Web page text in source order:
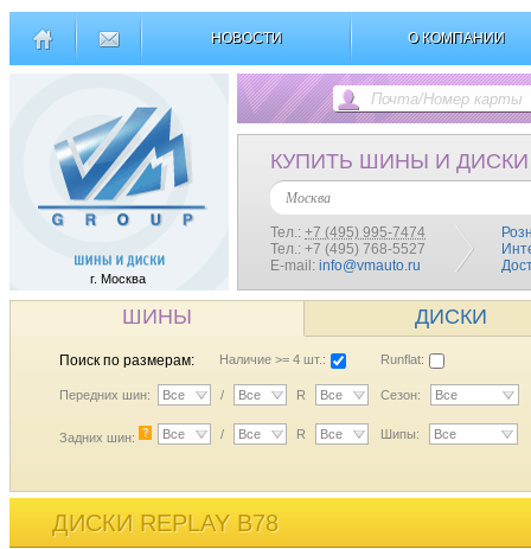
НОВОСТИ О КОМПАНИИ
г. Москва
КУПИТЬ ШИНЫ И ДИСКИ
Москва
Тел.: +7 (495) 995-7474
Тел.: +7 (495) 768-5527
E-mail: info@vmauto.ru
ШИНЫ ДИСКИ
Поиск по размерам: Наличие >= 4 шт.: Runflat:
Передних шин: Все / Все R Все Сезон: Все
Задних шин: ? Все / Все R Все Шипы: Все
ДИСКИ REPLAY B78